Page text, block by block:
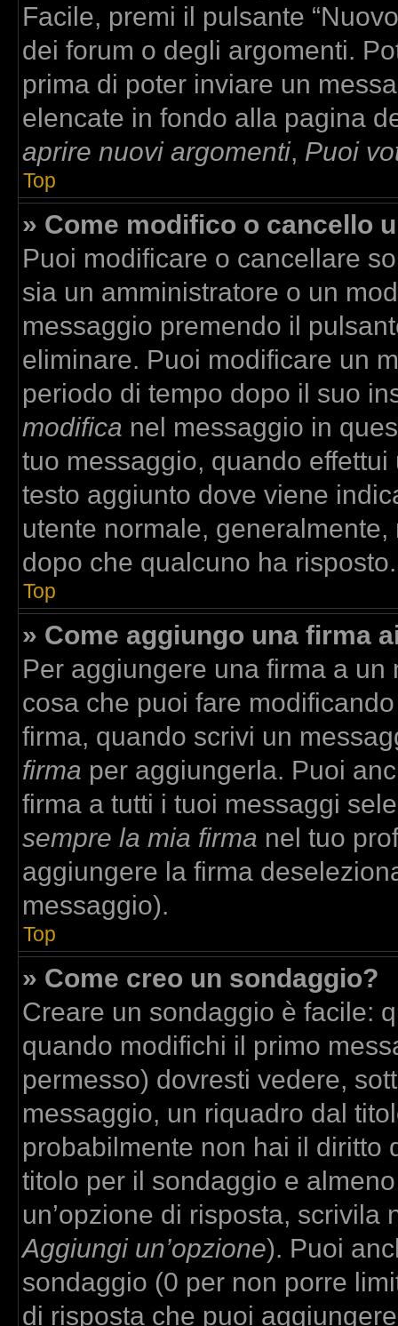
Facile, premi il pulsante
dei forum o degli argomenti.
prima di poter inviare un
elencate in fondo alla pagina
aprire nuovi argomenti, Puoi
Top
» Come modifico o cancello
Puoi modificare o cancellare
sia un amministratore o un
messaggio premendo il
eliminare. Puoi modificare un
periodo di tempo dopo il suo
modifica nel messaggio in
tuo messaggio, quando
testo aggiunto dove viene
utente normale,
dopo che qualcuno ha risposto.
Top
» Come aggiungo una firma
Per aggiungere una firma a
cosa che puoi fare
firma, quando scrivi un
firma per aggiungerla. Puoi
firma a tutti i tuoi messaggi
sempre la mia firma nel tuo
aggiungere la firma
messaggio).
Top
» Come creo un sondaggio?
Creare un sondaggio è facile:
quando modifichi il primo
permesso) dovresti vedere,
messaggio, un riquadro dal
probabilmente non hai il diritto
titolo per il sondaggio e
un’opzione di risposta, scrivila
Aggiungi un’opzione). Puoi
sondaggio (0 per non porre
di risposta che puoi